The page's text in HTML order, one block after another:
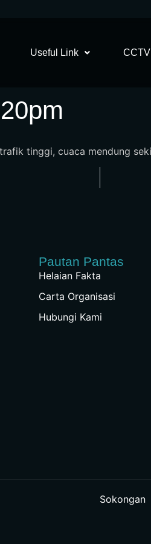
Useful Link CCTV
tinggi, cuaca mendung
Pautan Pantas
Helaian Fakta
Carta Organisasi
Hubungi Kami
Sokongan